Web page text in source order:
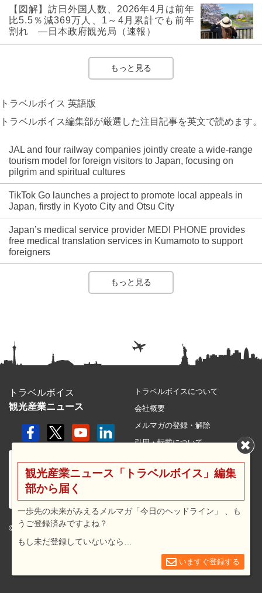
【図解】訪日外国人数、2026年4月は前年
比5.5％減369万人、1～4月累計でも前年
割れ ―日本政府観光局（速報）
もっと見る
トラベルボイス 英語版
トラベルボイス編集部が厳選した注目記事を英文で読めます。
JAL and four railway companies jointly create a wide-range
tourism model for foreign visitors to Japan, focusing on
pilgrim and spiritual cultures
TikTok Go launches a project to promote local appeals in
Japan, firstly in Kyoto City and Otsu City
Japan’s medical service provider MEDI PHONE provides
free medical translation services in Kumamoto to support
foreigners
もっと見る
トラベルボイス
観光産業ニュース
© 2026 travel voice.
トラベルボイスについて
会社概要
メルマガの登録・解除
引用・転載について
利用規約
広告メニュー・料金
観光産業ニュース「トラベルボイス」編集
部から届く
一歩先の未来がみえるメルマガ「今日のヘッドライン」 、も
うご登録済みですよね？
もし未だ登録していないなら…
いますぐ登録する